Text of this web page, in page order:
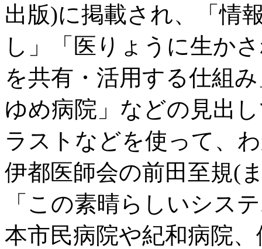
出版)に掲載され、「情
し」「医りょうに生か
を共有・活用する仕組
ゆめ病院」などの見出
ラストなどを使って、
伊都医師会の前田至規(
「この素晴らしいシス
本市民病院や紀和病院